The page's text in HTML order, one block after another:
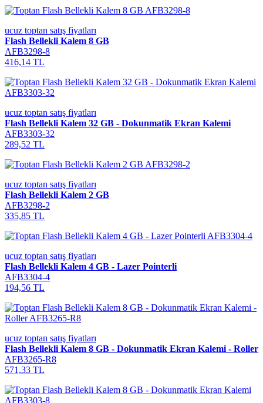
ucuz toptan satış fiyatları
Flash Bellekli Kalem 8 GB
AFB3298-8
416,14 TL
ucuz toptan satış fiyatları
Flash Bellekli Kalem 32 GB - Dokunmatik Ekran Kalemi
AFB3303-32
289,52 TL
ucuz toptan satış fiyatları
Flash Bellekli Kalem 2 GB
AFB3298-2
335,85 TL
ucuz toptan satış fiyatları
Flash Bellekli Kalem 4 GB - Lazer Pointerli
AFB3304-4
194,56 TL
ucuz toptan satış fiyatları
Flash Bellekli Kalem 8 GB - Dokunmatik Ekran Kalemi - Roller
AFB3265-R8
571,33 TL